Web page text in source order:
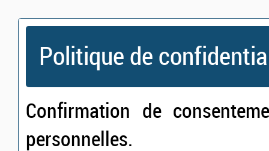
Politique de
Confirmation de
personnelles.